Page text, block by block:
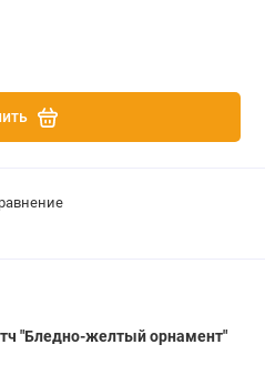
"Бледно-желтый орнамент"